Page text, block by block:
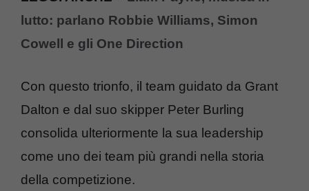
lutto: parlano Robbie Williams, Simon
Cowell e gli One Direction
Con questo trionfo, il team guidato da Grant
Dalton e dal suo skipper Peter Burling
consolida ulteriormente la sua leadership
come uno dei team più grandi nella storia
della competizione.